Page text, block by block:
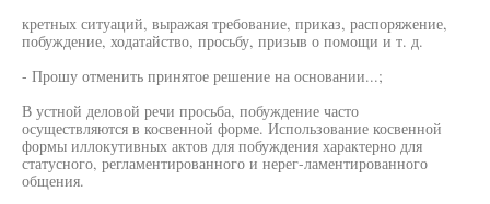
кретных ситуаций, выражая требование, приказ, распоряжение,
побуждение, ходатайство, просьбу, призыв о помощи и т. д.
- Прошу отменить принятое решение на основании...;
В устной деловой речи просьба, побуждение часто
осуществляются в косвенной форме. Использование косвенной
формы иллокутивных актов для побуждения характерно для
статусного, регламентированного и нерег-ламентированного
общения.